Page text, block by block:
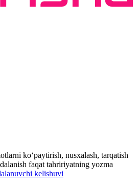
ko‘paytirish, nusxalash, tarqatish
faqat tahririyatning yozma
kelishuvi